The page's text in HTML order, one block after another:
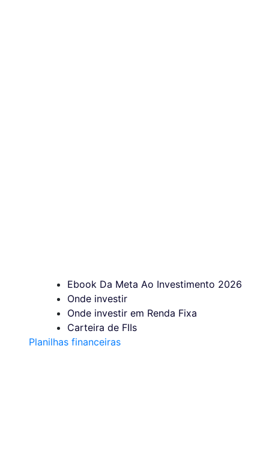
Ebook Da Meta Ao Investimento 2026
Onde investir
Onde investir em Renda Fixa
Carteira de FIIs
Planilhas financeiras